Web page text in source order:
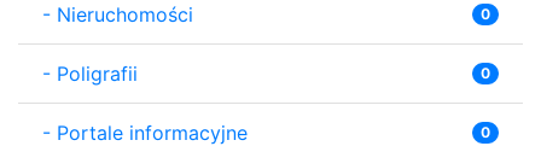
- Nieruchomości 0
- Poligrafii 0
- Portale informacyjne 0